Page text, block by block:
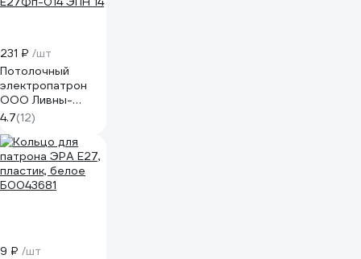
231 ₽ /шт
Потолочный
электропатрон
ООО Ливны-
Электро
Е27Фп-014 ЭПН 14
4.7(12)
9 ₽ /шт